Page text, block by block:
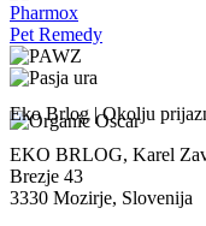
Pharmox
Pet Remedy
Eko Brlog | Okolju
EKO BRLOG, Karel
Brezje 43
3330 Mozirje, Slovenija